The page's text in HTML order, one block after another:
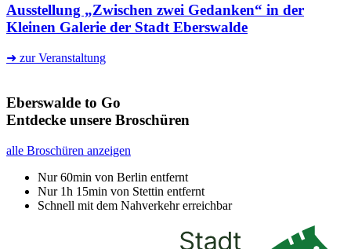
Ausstellung „Zwischen zwei Gedanken“ in der
Kleinen Galerie der Stadt Eberswalde
➜ zur Veranstaltung
Eberswalde to Go
Entdecke unsere Broschüren
alle Broschüren anzeigen
Nur 60min von Berlin entfernt
Nur 1h 15min von Stettin entfernt
Schnell mit dem Nahverkehr erreichbar